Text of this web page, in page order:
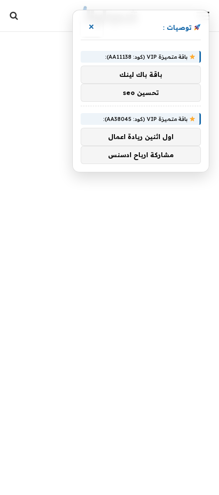
توصيات : ×
باقة متميزة VIP (كود: AA11138):
باقة باك لينك
تحسين seo
باقة متميزة VIP (كود: AA38045):
اول اثنين ريادة اعمال
مشاركة ارباح ادسنس